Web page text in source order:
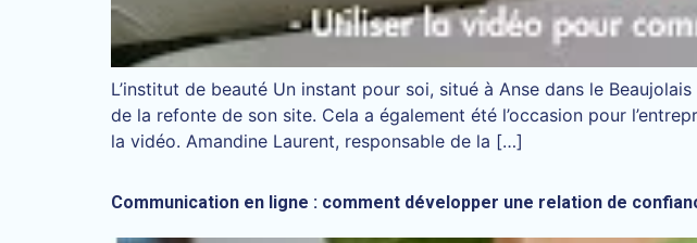
L’institut de beauté Un instant pour soi, situé à Anse dans le
de la refonte de son site. Cela a également été l’occasion pour
la vidéo. Amandine Laurent, responsable de la […]
Communication en ligne : comment développer une relation de